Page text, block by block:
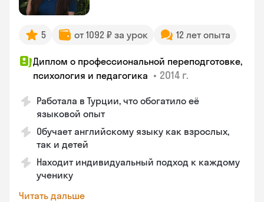
5 от 1092 ₽ за урок 12 лет опыта
Диплом о профессиональной переподготовке,
психология и педагогика • 2014 г.
Работала в Турции, что обогатило её
языковой опыт
Обучает английскому языку как взрослых,
так и детей
Находит индивидуальный подход к каждому
ученику
Читать дальше